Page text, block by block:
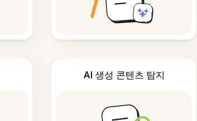
AI 생성 콘텐츠 탐지